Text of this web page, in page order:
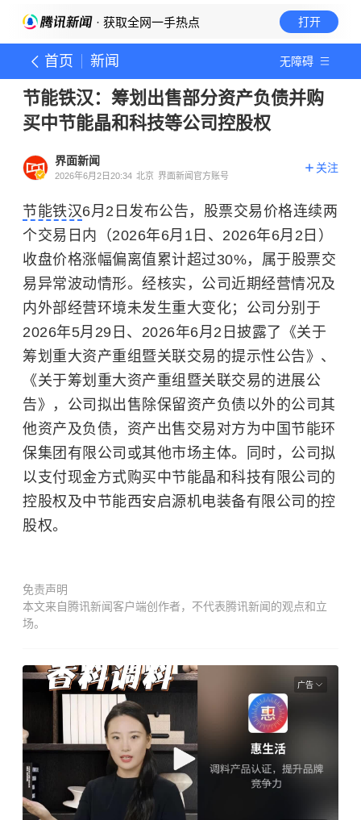
· 获取全网一手热点 打开
首页 新闻 无障碍
节能铁汉：筹划出售部分资产负债并购
买中节能晶和科技等公司控股权
界面新闻
2026年6月2日20:34 北京 界面新闻官方账号
关注
节能铁汉6月2日发布公告，股票交易价格连续两
个交易日内（2026年6月1日、2026年6月2日）
收盘价格涨幅偏离值累计超过30%，属于股票交
易异常波动情形。经核实，公司近期经营情况及
内外部经营环境未发生重大变化；公司分别于
2026年5月29日、2026年6月2日披露了《关于
筹划重大资产重组暨关联交易的提示性公告》、
《关于筹划重大资产重组暨关联交易的进展公
告》，公司拟出售除保留资产负债以外的公司其
他资产及负债，资产出售交易对方为中国节能环
保集团有限公司或其他市场主体。同时，公司拟
以支付现金方式购买中节能晶和科技有限公司的
控股权及中节能西安启源机电装备有限公司的控
股权。
免责声明
本文来自腾讯新闻客户端创作者，不代表腾讯新闻的观点和立
场。
广告